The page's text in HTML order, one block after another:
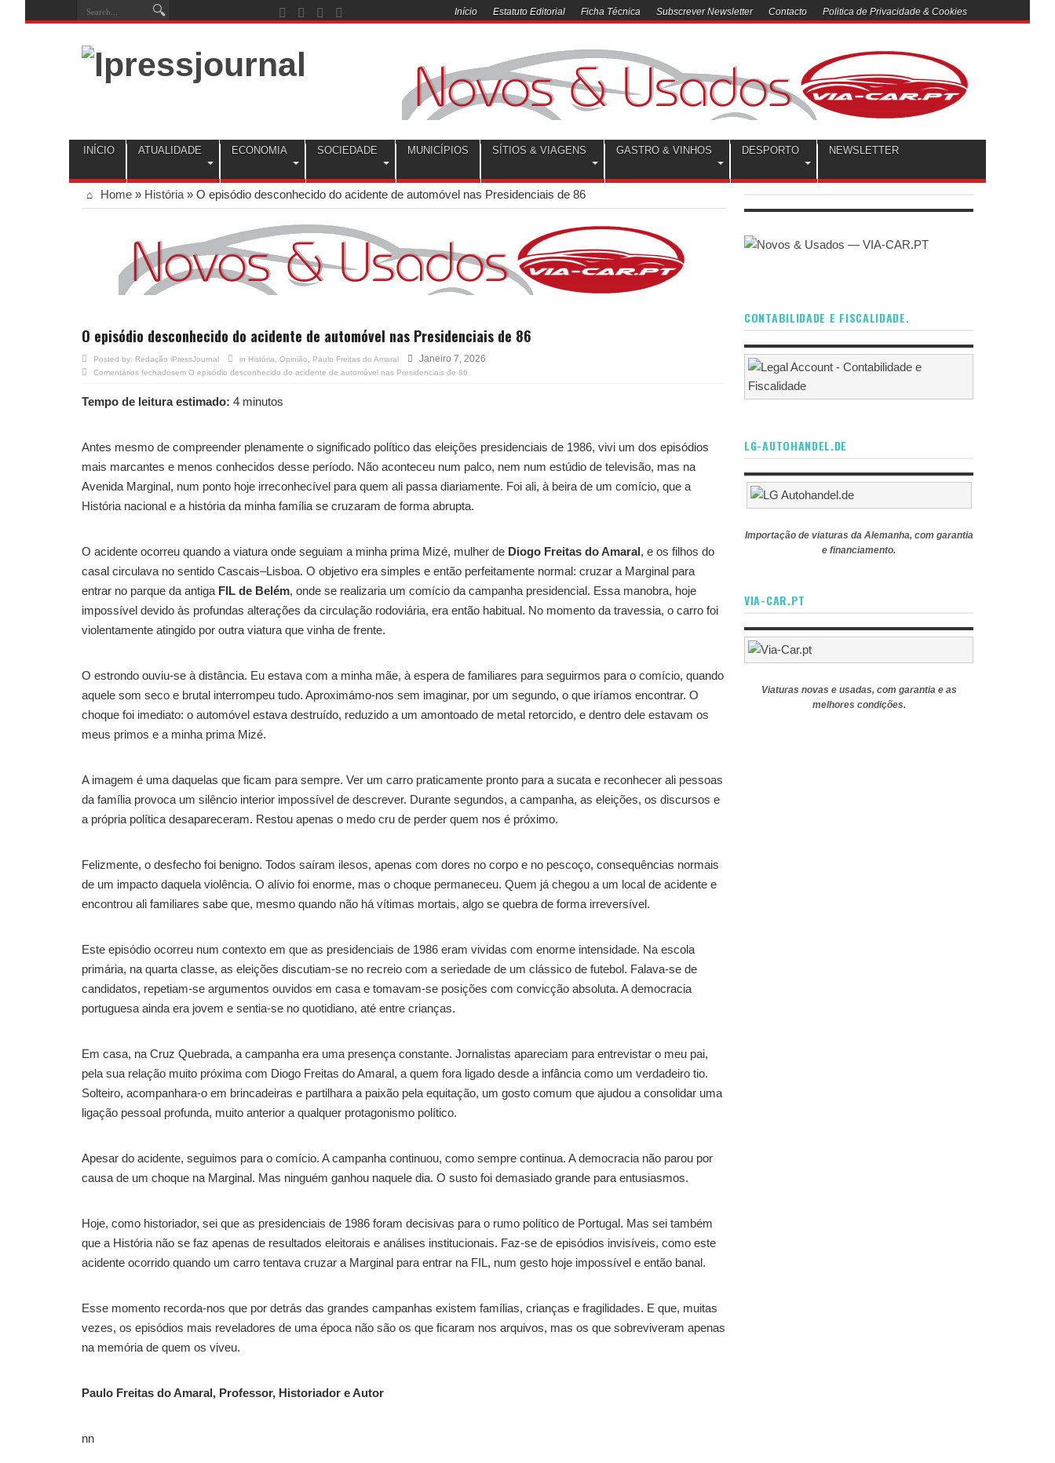
Início Estatuto Editorial Ficha Técnica Subscrever Newsletter Contacto Politica de Privacidade & Cookies
INÍCIO ATUALIDADE ECONOMIA SOCIEDADE MUNICÍPIOS SÍTIOS & VIAGENS GASTRO & VINHOS DESPORTO NEWSLETTER
Home » História » O episódio desconhecido do acidente de automóvel nas Presidenciais de 86
O episódio desconhecido do acidente de automóvel nas Presidenciais de 86
Posted by: Redação iPressJournal in História Opinião Paulo Freitas do Amaral Janeiro 7, 2026
Comentários fechadosem O episódio desconhecido do acidente de automóvel nas Presidenciais de 86
Tempo de leitura estimado: 4 minutos
Antes mesmo de compreender plenamente o significado político das eleições presidenciais de 1986, vivi um dos episódios
mais marcantes e menos conhecidos desse período. Não aconteceu num palco, nem num estúdio de televisão, mas na
Avenida Marginal, num ponto hoje irreconhecível para quem ali passa diariamente. Foi ali, à beira de um comício, que a
História nacional e a história da minha família se cruzaram de forma abrupta.
O acidente ocorreu quando a viatura onde seguiam a minha prima Mizé, mulher de Diogo Freitas do Amaral, e os filhos do
casal circulava no sentido Cascais–Lisboa. O objetivo era simples e então perfeitamente normal: cruzar a Marginal para
entrar no parque da antiga FIL de Belém, onde se realizaria um comício da campanha presidencial. Essa manobra, hoje
impossível devido às profundas alterações da circulação rodoviária, era então habitual. No momento da travessia, o carro foi
violentamente atingido por outra viatura que vinha de frente.
O estrondo ouviu-se à distância. Eu estava com a minha mãe, à espera de familiares para seguirmos para o comício, quando
aquele som seco e brutal interrompeu tudo. Aproximámo-nos sem imaginar, por um segundo, o que iríamos encontrar. O
choque foi imediato: o automóvel estava destruído, reduzido a um amontoado de metal retorcido, e dentro dele estavam os
meus primos e a minha prima Mizé.
A imagem é uma daquelas que ficam para sempre. Ver um carro praticamente pronto para a sucata e reconhecer ali pessoas
da família provoca um silêncio interior impossível de descrever. Durante segundos, a campanha, as eleições, os discursos e
a própria política desapareceram. Restou apenas o medo cru de perder quem nos é próximo.
Felizmente, o desfecho foi benigno. Todos saíram ilesos, apenas com dores no corpo e no pescoço, consequências normais
de um impacto daquela violência. O alívio foi enorme, mas o choque permaneceu. Quem já chegou a um local de acidente e
encontrou ali familiares sabe que, mesmo quando não há vítimas mortais, algo se quebra de forma irreversível.
Este episódio ocorreu num contexto em que as presidenciais de 1986 eram vividas com enorme intensidade. Na escola
primária, na quarta classe, as eleições discutiam-se no recreio com a seriedade de um clássico de futebol. Falava-se de
candidatos, repetiam-se argumentos ouvidos em casa e tomavam-se posições com convicção absoluta. A democracia
portuguesa ainda era jovem e sentia-se no quotidiano, até entre crianças.
Em casa, na Cruz Quebrada, a campanha era uma presença constante. Jornalistas apareciam para entrevistar o meu pai,
pela sua relação muito próxima com Diogo Freitas do Amaral, a quem fora ligado desde a infância como um verdadeiro tio.
Solteiro, acompanhara-o em brincadeiras e partilhara a paixão pela equitação, um gosto comum que ajudou a consolidar uma
ligação pessoal profunda, muito anterior a qualquer protagonismo político.
Apesar do acidente, seguimos para o comício. A campanha continuou, como sempre continua. A democracia não parou por
causa de um choque na Marginal. Mas ninguém ganhou naquele dia. O susto foi demasiado grande para entusiasmos.
Hoje, como historiador, sei que as presidenciais de 1986 foram decisivas para o rumo político de Portugal. Mas sei também
que a História não se faz apenas de resultados eleitorais e análises institucionais. Faz-se de episódios invisíveis, como este
acidente ocorrido quando um carro tentava cruzar a Marginal para entrar na FIL, num gesto hoje impossível e então banal.
Esse momento recorda-nos que por detrás das grandes campanhas existem famílias, crianças e fragilidades. E que, muitas
vezes, os episódios mais reveladores de uma época não são os que ficaram nos arquivos, mas os que sobreviveram apenas
na memória de quem os viveu.
Paulo Freitas do Amaral, Professor, Historiador e Autor
nn
CONTABILIDADE E FISCALIDADE.
LG-AUTOHANDEL.DE
Importação de viaturas da Alemanha, com garantia
e financiamento.
VIA-CAR.PT
Viaturas novas e usadas, com garantia e as
melhores condições.